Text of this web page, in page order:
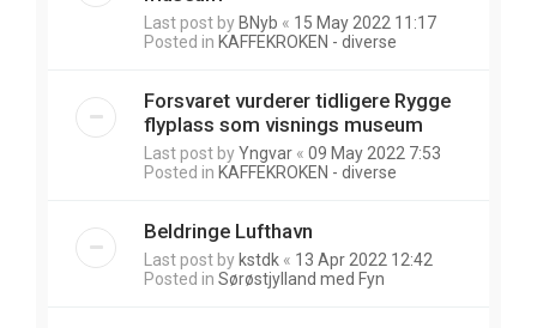
Last post by BNyb « 15 May 2022 11:17
Posted in KAFFEKROKEN - diverse
Forsvaret vurderer tidligere Rygge
flyplass som visnings museum
Last post byYngvar « 09 May 2022 7:53
Posted in KAFFEKROKEN - diverse
Beldringe Lufthavn
Last post by kstdk « 13 Apr 2022 12:42
Posted in Sørøstjylland med Fyn